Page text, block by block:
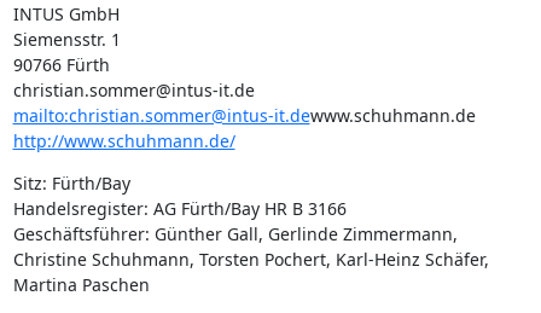
INTUS GmbH
Siemensstr. 1
90766 Fürth
christian.sommer@intus-it.de
mailto:christian.sommer@intus-it.de
www.schuhmann.de
http://www.schuhmann.de/
Sitz: Fürth/Bay
Handelsregister: AG Fürth/Bay HR B 3166
Geschäftsführer: Günther Gall, Gerlinde Zimmermann,
Christine Schuhmann, Torsten Pochert, Karl-Heinz Schäfer,
Martina Paschen